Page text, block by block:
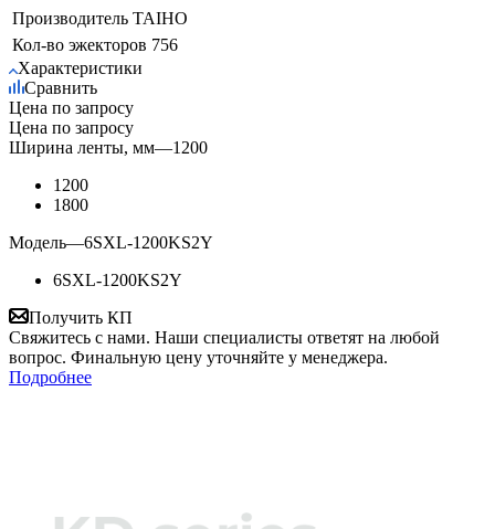
Производитель TAIHO
Кол-во эжекторов 756
Характеристики
Сравнить
Цена по запросу
Цена по запросу
Ширина ленты, мм—1200
1200
1800
Модель—6SXL-1200KS2Y
6SXL-1200KS2Y
Получить КП
Свяжитесь с нами. Наши специалисты ответят на любой
вопрос. Финальную цену уточняйте у менеджера.
Подробнее